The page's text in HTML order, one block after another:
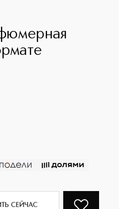
СЕЙЧАС